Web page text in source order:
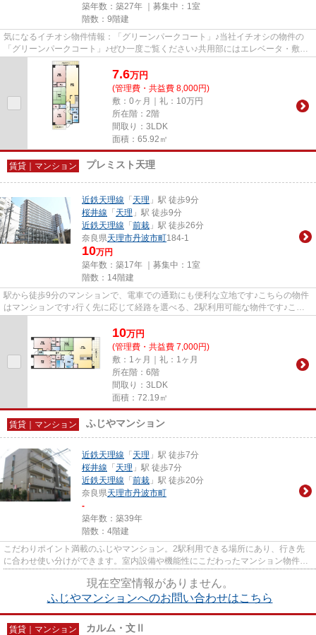
築年数：築27年 ｜募集中： 1室
階数：9階建
気になるイチオシ物件情報：「グリーンパークコート」♪当社イチオシの物件の
「グリーンパークコート」♪ぜひ一度ご覧ください♪共用部にはエレベータ・敷地
内ごみ置き場などが揃っており...
7.6万円
(管理費・共益費 8,000円)
敷：0ヶ月｜礼：10万円
所在階：2階
間取り：3LDK
面積：65.92㎡
賃貸｜マンション プレミスト天理
近鉄天理線 「 天理 」駅 徒歩9分
桜井線 「 天理 」駅 徒歩9分
近鉄天理線 「 前栽 」駅 徒歩26分
奈良県天理市丹波市町184-1
10万円
築年数：築17年 ｜募集中： 1室
階数：14階建
駅から徒歩9分のマンションで、電車での通勤にも便利な立地です♪こちらの物件
はマンションです♪行く先に応じて経路を選べる、2駅利用可能な物件です♪こち
10万円
(管理費・共益費 7,000円)
敷：1ヶ月｜礼：1ヶ月
所在階：6階
間取り：3LDK
面積：72.19㎡
賃貸｜マンション ふじやマンション
近鉄天理線 「 天理 」駅 徒歩7分
桜井線 「 天理 」駅 徒歩7分
近鉄天理線 「 前栽 」駅 徒歩20分
奈良県天理市丹波市町
-
築年数：築39年
階数：4階建
こだわりポイント満載のふじやマンション。2駅利用できる場所にあり、行き先
に合わせ使い分けができます。室内設備や機能性にこだわったマンション物件で
現在空室情報がありません。
ふじやマンションへのお問い合わせはこちら
賃貸｜マンション カルム・文Ⅱ